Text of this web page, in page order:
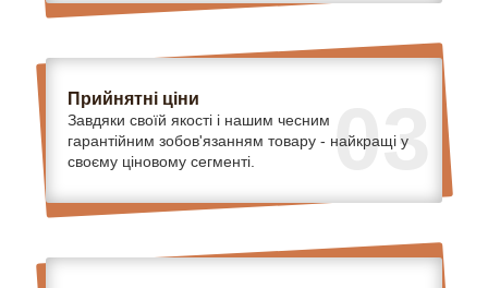
03
Прийнятні ціни
Завдяки своїй якості і нашим чесним
гарантійним зобов'язанням товару - найкращі у
своєму ціновому сегменті.